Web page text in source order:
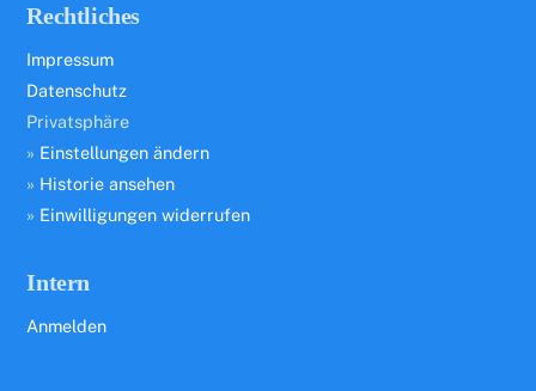
Rechtliches
Impressum
Datenschutz
Privatsphäre
» Einstellungen ändern
» Historie ansehen
» Einwilligungen widerrufen
Intern
Anmelden